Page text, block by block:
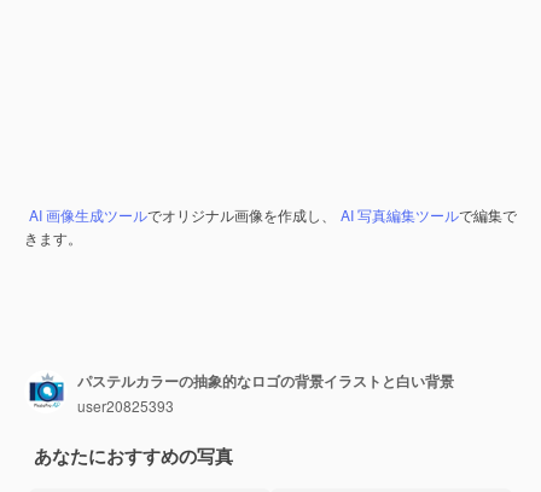
AI 画像生成ツールでオリジナル画像を作成し、 AI 写真編集ツールで編集で
きます。
パステルカラーの抽象的なロゴの背景イラストと白い背景
user20825393
あなたにおすすめの写真